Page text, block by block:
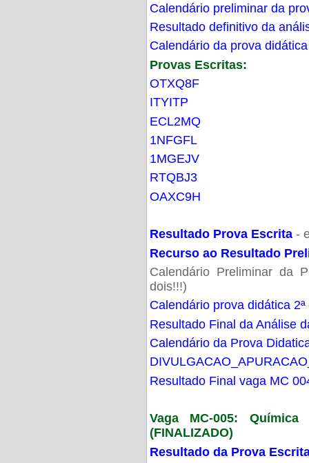
Calendário preliminar da
Resultado definitivo da
Calendário da prova didática
Provas Escritas:
OTXQ8F
ITYITP
ECL2MQ
1NFGFL
1MGEJV
RTQBJ3
OAXC9H
Resultado Prova Escrita -
Recurso ao Resultado
Calendário Preliminar da
dois!!!)
Calendário prova didática
Resultado Final da Análise
Calendário da Prova
Resultado Final vaga MC
Vaga MC-005:
(FINALIZADO)
Resultado da Prova